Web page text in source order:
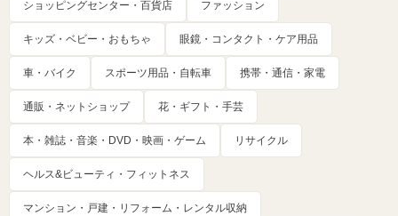
ショッピングセンター・百貨店 ファッション
キッズ・ベビー・おもちゃ 眼鏡・コンタクト・ケア用品
車・バイク スポーツ用品・自転車 携帯・通信・家電
通販・ネットショップ 花・ギフト・手芸
本・雑誌・音楽・DVD・映画・ゲーム リサイクル
ヘルス&ビューティ・フィットネス
マンション・戸建・リフォーム・レンタル収納